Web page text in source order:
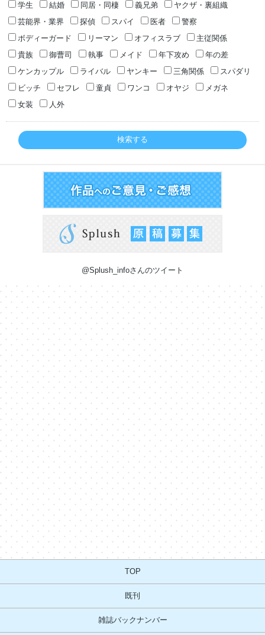
学生
結婚 同居・同棲 義兄弟
ヤクザ・裏組織
芸能界・業界
探偵 スパイ 医者
警察
ボディーガード
リーマン オフィスラブ
主従関係
貴族
御曹司 執事 メイド 年下攻め
年の差
ケンカップル
ライバル ヤンキー 三角関係
スパダリ
ビッチ
セフレ 童貞 ワンコ オヤジ
メガネ
女装
人外
検索する
@Splush_infoさんのツイート
TOP
既刊
雑誌バックナンバー